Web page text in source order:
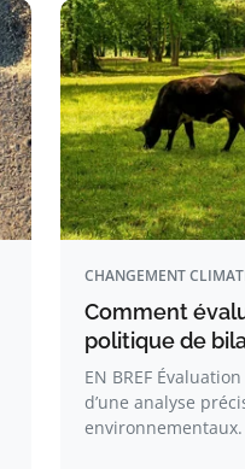
CHANGEMENT
Comment
politique de
EN BREF
d’une analyse
environnementaux.